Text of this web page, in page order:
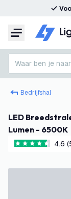
Menu
Waar ben je
Bedrijfshal
LED Breedstraler 10W - Osram LED Chips - 1100
Lumen - 6500K
4.6 score sterren
4.6